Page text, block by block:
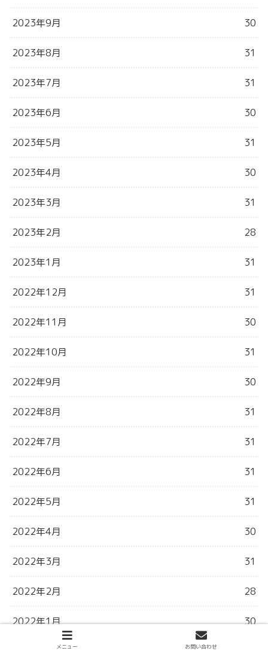
2023年9月 30
2023年8月 31
2023年7月 31
2023年6月 30
2023年5月 31
2023年4月 30
2023年3月 31
2023年2月 28
2023年1月 31
2022年12月 31
2022年11月 30
2022年10月 31
2022年9月 30
2022年8月 31
2022年7月 31
2022年6月 31
2022年5月 31
2022年4月 30
2022年3月 31
2022年2月 28
2022年1月 30
2021年12月メニュー お問い合わせ